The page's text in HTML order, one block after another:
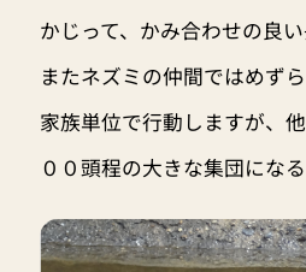
かじって、かみ合わせの良い
またネズミの仲間ではめず
家族単位で行動しますが、
００頭程の大きな集団にな